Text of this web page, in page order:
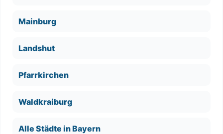
Mainburg
Landshut
Pfarrkirchen
Waldkraiburg
Alle Städte in Bayern